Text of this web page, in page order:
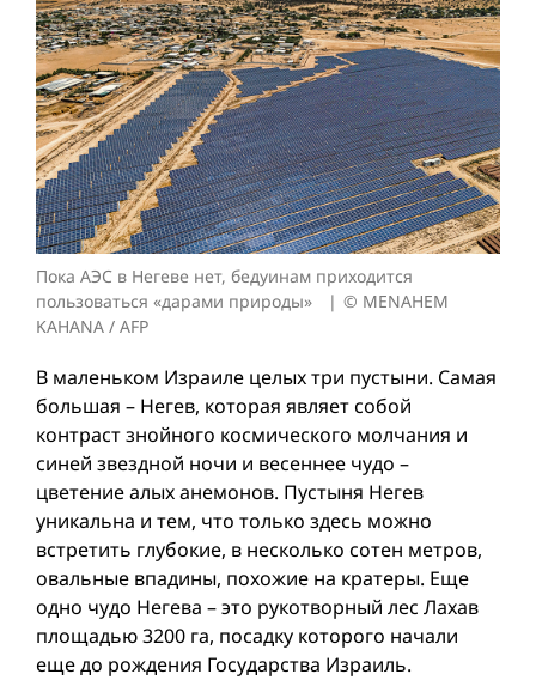
Пока АЭС в Негеве нет, бедуинам приходится
пользоваться «дарами природы»
© MENAHEM
KAHANA / AFP
В маленьком Израиле целых три пустыни. Самая
большая – Негев, которая являет собой
контраст знойного космического молчания и
синей звездной ночи и весеннее чудо –
цветение алых анемонов. Пустыня Негев
уникальна и тем, что только здесь можно
встретить глубокие, в несколько сотен метров,
овальные впадины, похожие на кратеры. Еще
одно чудо Негева – это рукотворный лес Лахав
площадью 3200 га, посадку которого начали
еще до рождения Государства Израиль.